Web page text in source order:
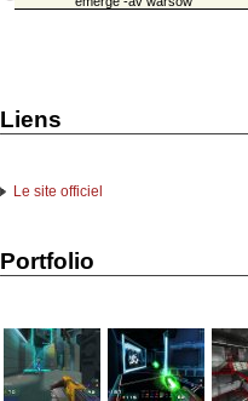
Liens
Le site officiel
Portfolio